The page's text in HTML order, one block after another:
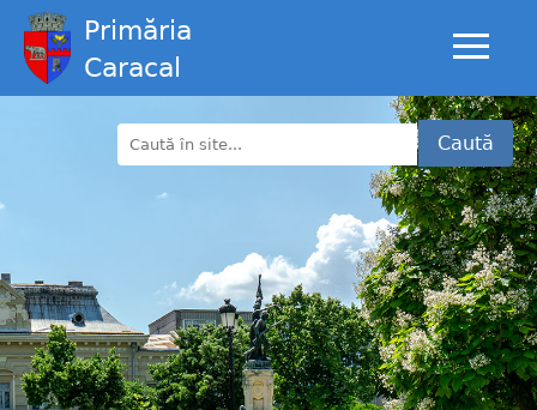
Primăria
Caracal
Caută